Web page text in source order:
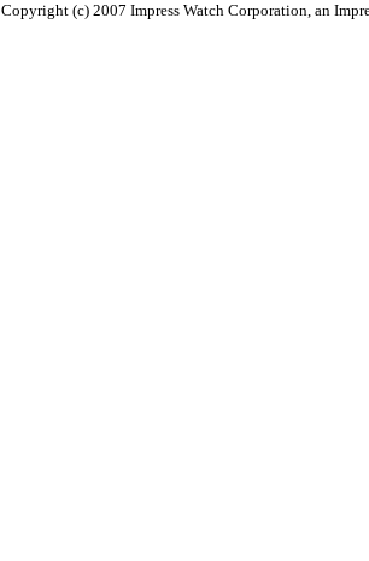
Copyright (c) 2007 Impress Watch Corporation, an